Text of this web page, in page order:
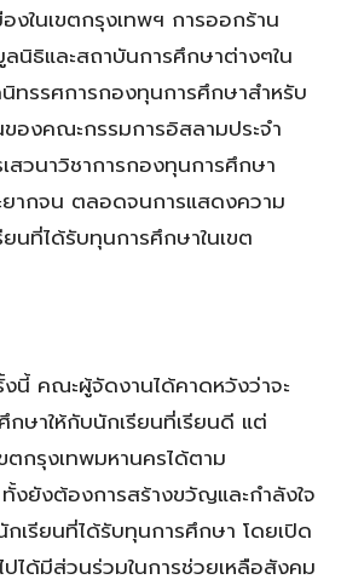
ในเขตกรุงเทพฯ การออกร้าน
นิธิและสถาบันการศึกษาต่างๆใน
ทรรศการกองทุนการศึกษาสำหรับ
องคณะกรรมการอิสลามประจำ
สวนาวิชาการกองทุนการศึกษา
ยากจน ตลอดจนการแสดงความ
นที่ได้รับทุนการศึกษาในเขต
งนี้ คณะผู้จัดงานได้คาดหวังว่าจะ
กษาให้กับนักเรียนที่เรียนดี แต่
ตกรุงเทพมหานครได้ตาม
งยังต้องการสร้างขวัญและกำลังใจ
เรียนที่ได้รับทุนการศึกษา โดยเปิด
ปได้มีส่วนร่วมในการช่วยเหลือสังคม